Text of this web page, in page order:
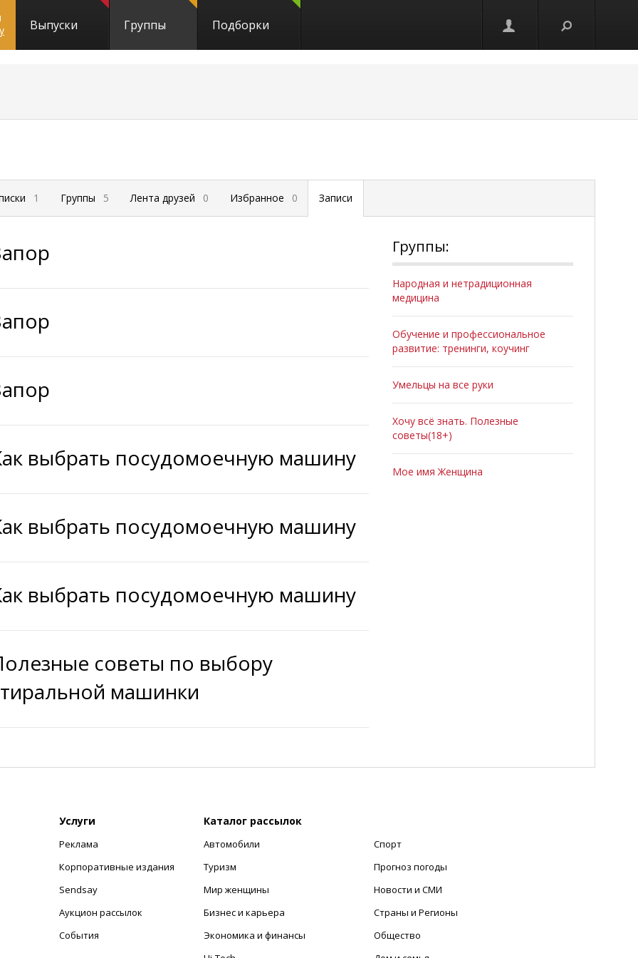
Выпуски Группы Подборки
1 Группы 5 Лента друзей 0 Избранное 0 Записи
выбрать посудомоечную машину
выбрать посудомоечную машину
выбрать посудомоечную машину
советы по выбору
машинки
Группы:
Народная и нетрадиционная
медицина
Обучение и профессиональное
развитие: тренинги, коучинг
Умельцы на все руки
Хочу всё знать. Полезные
советы(18+)
Мое имя Женщина
Услуги
Реклама
Корпоративные издания
Sendsay
Аукцион рассылок
События
Каталог рассылок
Автомобили
Туризм
Мир женщины
Бизнес и карьера
Экономика и финансы
Спорт
Прогноз погоды
Новости и СМИ
Страны и Регионы
Общество